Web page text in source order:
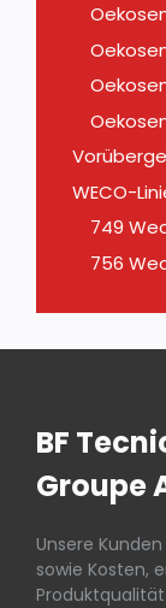
WECO-
749
756
BF
Groupe
Unsere
sowie Kosten,